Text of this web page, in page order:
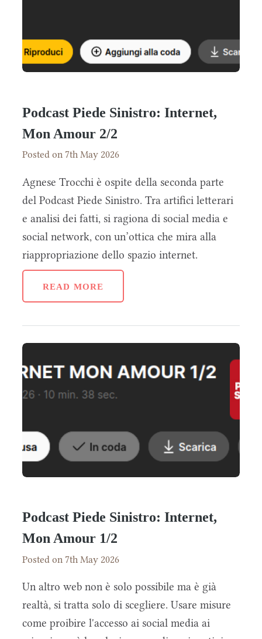
Podcast Piede Sinistro: Internet,
Mon Amour 2/2
Posted on 7th May 2026
Agnese Trocchi è ospite della seconda parte
del Podcast Piede Sinistro. Tra artifici letterari
e analisi dei fatti, si ragiona di social media e
social network, con un’ottica che mira alla
riappropriazione dello spazio internet.
READ MORE
Podcast Piede Sinistro: Internet,
Mon Amour 1/2
Posted on 7th May 2026
Un altro web non è solo possibile ma è già
realtà, si tratta solo di scegliere. Usare misure
come proibire l'accesso ai social media ai